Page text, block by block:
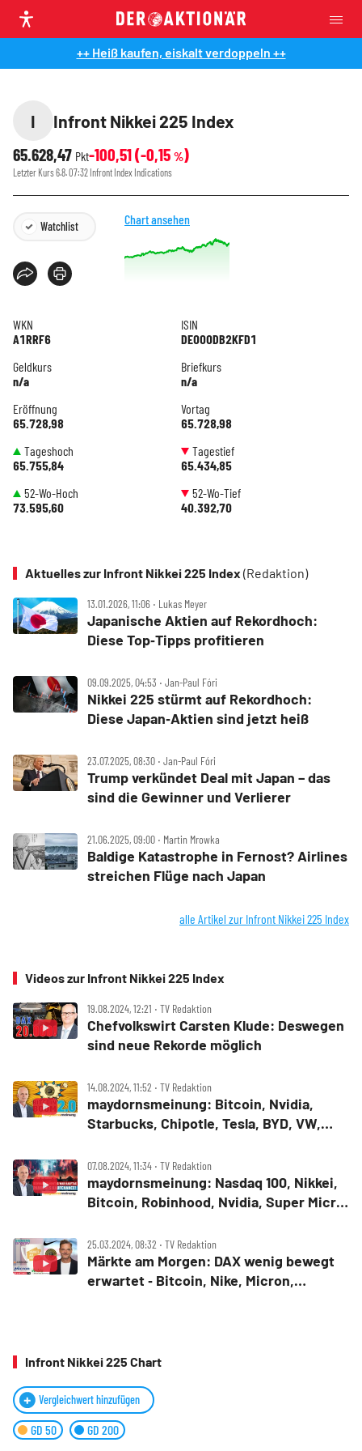
++ Heiß kaufen, eiskalt verdoppeln ++
I
Infront Nikkei 225 Index
65.628,47 Pkt-100,51(-0,15 %)
Letzter Kurs6.8. 07:32 Infront Index Indications
Watchlist Chart ansehen
WKN
A1RRF6
ISIN
DE000DB2KFD1
Geldkurs
n/a
Briefkurs
n/a
Eröffnung
65.728,98
Vortag
65.728,98
Tageshoch
65.755,84
Tagestief
65.434,85
52-Wo-Hoch
73.595,60
52-Wo-Tief
40.392,70
Aktuelles zur Infront Nikkei 225 Index (Redaktion)
13.01.2026, 11:06 ‧ Lukas Meyer
Japanische Aktien auf Rekordhoch:
Diese Top‑Tipps profitieren
09.09.2025, 04:53 ‧ Jan-Paul Fóri
Nikkei 225 stürmt auf Rekordhoch:
Diese Japan‑Aktien sind jetzt heiß
23.07.2025, 08:30 ‧ Jan-Paul Fóri
Trump verkündet Deal mit Japan – das
sind die Gewinner und Verlierer
21.06.2025, 09:00 ‧ Martin Mrowka
Baldige Katastrophe in Fernost? Airlines
streichen Flüge nach Japan
alle Artikel zur Infront Nikkei 225 Index
Videos zur Infront Nikkei 225 Index
19.08.2024, 12:21 ‧ TV Redaktion
Chefvolkswirt Carsten Klude: Deswegen
sind neue Rekorde möglich
14.08.2024, 11:52 ‧ TV Redaktion
maydornsmeinung: Bitcoin, Nvidia,
Starbucks, Chipotle, Tesla, BYD, VW,
07.08.2024, 11:34 ‧ TV Redaktion
maydornsmeinung: Nasdaq 100, Nikkei,
Bitcoin, Robinhood, Nvidia, Super Micro,
JinkoSolar, Arcadium Lithium
25.03.2024, 08:32 ‧ TV Redaktion
Märkte am Morgen: DAX wenig bewegt
erwartet ‑ Bitcoin, Nike, Micron,
Infront Nikkei 225 Chart
Vergleichwert hinzufügen
GD 50 GD 200